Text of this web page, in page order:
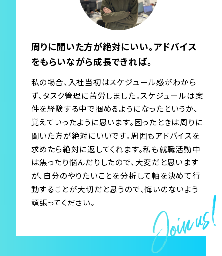
周りに聞いた方が絶対にいい。アドバイス
をもらいながら成長できれば。
私の場合、入社当初はスケジュール感がわから
ず、タスク管理に苦労しました。スケジュールは案
件を経験する中で掴めるようになったというか、
覚えていったように思います。困ったときは周りに
聞いた方が絶対にいいです。周囲もアドバイスを
求めたら絶対に返してくれます。私も就職活動中
は焦ったり悩んだりしたので、大変だと思います
が、自分のやりたいことを分析して軸を決めて行
動することが大切だと思うので、悔いのないよう
頑張ってください。